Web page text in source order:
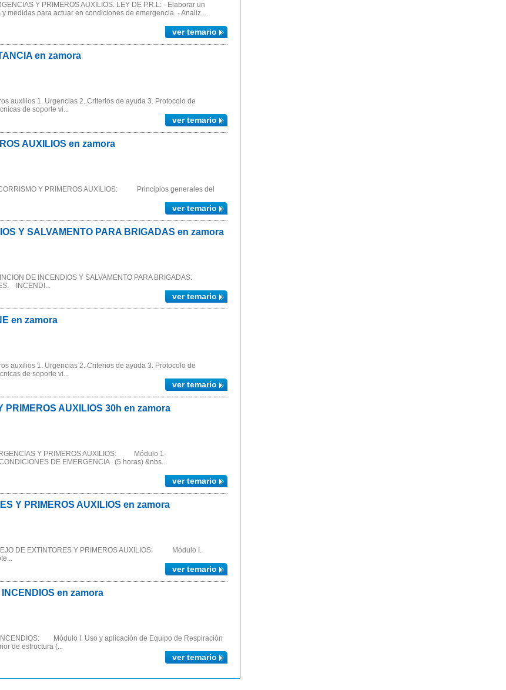
Y PRIMEROS AUXILIOS. LEY DE P.R.L: - Elaborar un
medidas para actuar en condiciones de emergencia. - Analiz...
ver temario
en zamora
auxilios 1. Urgencias 2. Criterios de ayuda 3. Protocolo de
de soporte vi...
ver temario
AUXILIOS en zamora
Y PRIMEROS AUXILIOS: Principios generales del
ver temario
Y SALVAMENTO PARA BRIGADAS en zamora
DE INCENDIOS Y SALVAMENTO PARA BRIGADAS:
INCENDI...
ver temario
en zamora
auxilios 1. Urgencias 2. Criterios de ayuda 3. Protocolo de
de soporte vi...
ver temario
PRIMEROS AUXILIOS 30h en zamora
Y PRIMEROS AUXILIOS: Módulo 1-
DE EMERGENCIA . (5 horas) &nbs...
ver temario
Y PRIMEROS AUXILIOS en zamora
DE EXTINTORES Y PRIMEROS AUXILIOS: Módulo I.
ver temario
en zamora
Módulo I. Uso y aplicación de Equipo de Respiración
de estructura (...
ver temario